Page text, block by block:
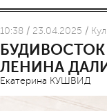
10:38 / 23.04.2025 /
ЛЕНИНА
Екатерина КУШВИД